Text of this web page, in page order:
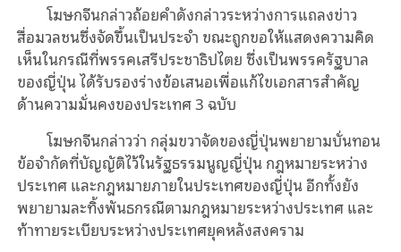
โฆษกจีนกล่าวถ้อยคำดังกล่าวระหว่างการแถลงข่าว
สื่อมวลชนซึ่งจัดขึ้นเป็นประจำ ขณะถูกขอให้แสดงความคิด
เห็นในกรณีที่พรรคเสรีประชาธิปไตย ซึ่งเป็นพรรครัฐบาล
ของญี่ปุ่น ได้รับรองร่างข้อเสนอเพื่อแก้ไขเอกสารสำคัญ
ด้านความมั่นคงของประเทศ 3 ฉบับ
โฆษกจีนกล่าวว่า กลุ่มขวาจัดของญี่ปุ่นพยายามบั่นทอน
ข้อจำกัดที่บัญญัติไว้ในรัฐธรรมนูญญี่ปุ่น กฎหมายระหว่าง
ประเทศ และกฎหมายภายในประเทศของญี่ปุ่น อีกทั้งยัง
พยายามละทิ้งพันธกรณีตามกฎหมายระหว่างประเทศ และ
ท้าทายระเบียบระหว่างประเทศยุคหลังสงคราม